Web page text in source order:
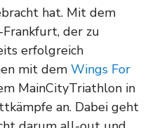
hat. Mit dem
Frankfurt, der zu
erfolgreich
mit dem Wings For
MainCityTriathlon in
an. Dabei geht